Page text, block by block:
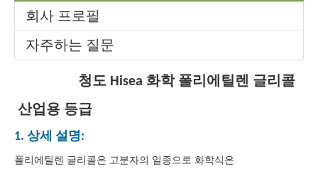
회사 프로필
자주하는 질문
청도 Hisea 화학 폴리에틸렌 글리콜
산업용 등급
1. 상세 설명:
폴리에틸렌 글리콜은 고분자의 일종으로 화학식은